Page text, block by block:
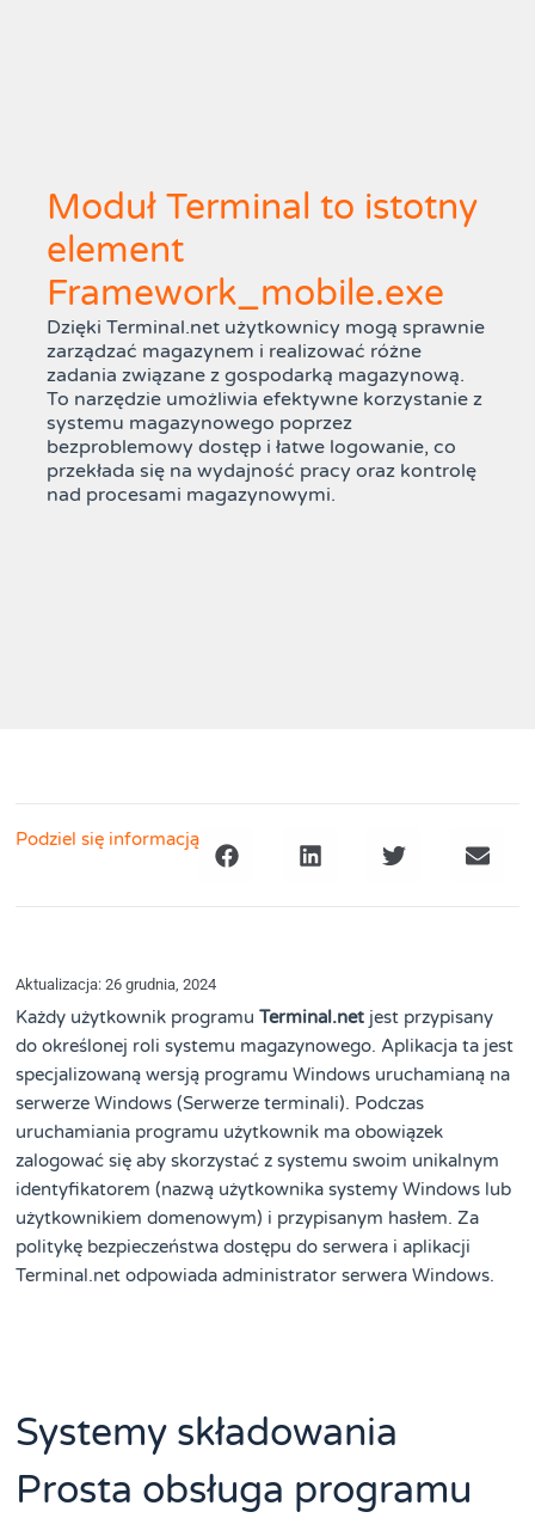
Moduł Terminal to istotny
element
Framework_mobile.exe
Dzięki Terminal.net użytkownicy mogą sprawnie
zarządzać magazynem i realizować różne
zadania związane z gospodarką magazynową.
To narzędzie umożliwia efektywne korzystanie z
systemu magazynowego poprzez
bezproblemowy dostęp i łatwe logowanie, co
przekłada się na wydajność pracy oraz kontrolę
nad procesami magazynowymi.
Podziel się informacją
Aktualizacja: 26 grudnia, 2024
Każdy użytkownik programuTerminal.net jest przypisany
do określonej roli systemu magazynowego. Aplikacja ta jest
specjalizowaną wersją programu Windows uruchamianą na
serwerze Windows (Serwerze terminali). Podczas
uruchamiania programu użytkownik ma obowiązek
zalogować się aby skorzystać z systemu swoim unikalnym
identyfikatorem (nazwą użytkownika systemy Windows lub
użytkownikiem domenowym) i przypisanym hasłem. Za
politykę bezpieczeństwa dostępu do serwera i aplikacji
Terminal.net odpowiada administrator serwera Windows.
Systemy składowania
Prosta obsługa programu